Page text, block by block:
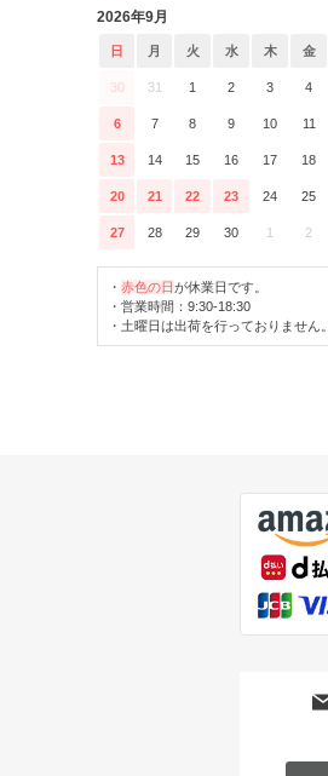
2026年9月
日 月 火 水 木 金
30 31 1 2 3 4
6 7 8 9 10 11
13 14 15 16 17 18
20 21 22 23 24 25
27 28 29 30 1 2
・ 赤色の日が休業日です。
・営業時間：9:30-18:30
・土曜日は出荷を行っておりません。